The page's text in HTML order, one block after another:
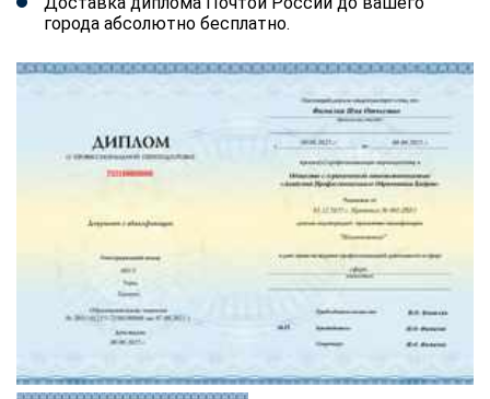
города абсолютно бесплатно.